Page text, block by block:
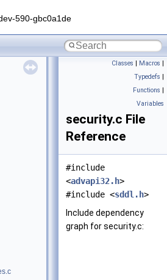
590-gbc0a1de
Classes | Macros |
Typedefs |
Functions |
Variables
security.c File
Reference
#include
<advapi32.h>
#include <sddl.h>
Include dependency
graph for security.c: